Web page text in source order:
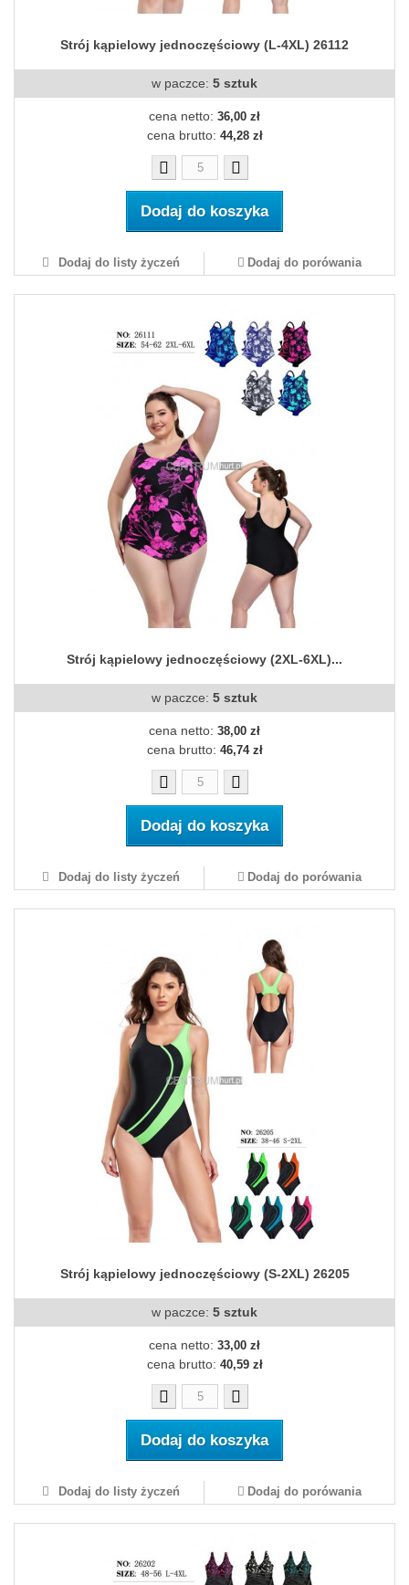
Strój kąpielowy jednoczęściowy (L-4XL) 26112
w paczce: 5 sztuk
cena netto: 36,00 zł
cena brutto: 44,28 zł
Dodaj do koszyka
Dodaj do listy życzeń Dodaj do porówania
Strój kąpielowy jednoczęściowy (2XL-6XL)...
w paczce: 5 sztuk
cena netto: 38,00 zł
cena brutto: 46,74 zł
Dodaj do koszyka
Dodaj do listy życzeń Dodaj do porówania
Strój kąpielowy jednoczęściowy (S-2XL) 26205
w paczce: 5 sztuk
cena netto: 33,00 zł
cena brutto: 40,59 zł
Dodaj do koszyka
Dodaj do listy życzeń Dodaj do porówania